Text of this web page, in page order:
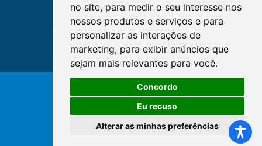
no site, para medir o seu interesse nos
nossos produtos e serviços e para
personalizar as interações de
marketing, para exibir anúncios que
sejam mais relevantes para você.
Concordo
Eu recuso
Alterar as minhas preferências
© Copyright 2026 - Cofen/CORENs